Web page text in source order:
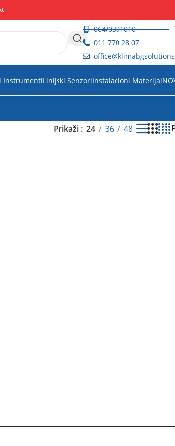
064/0391010
011 770 28 07
InstrumentiLinijski SenzoriInstalacioni Materijal
Prikaži 24 36 48